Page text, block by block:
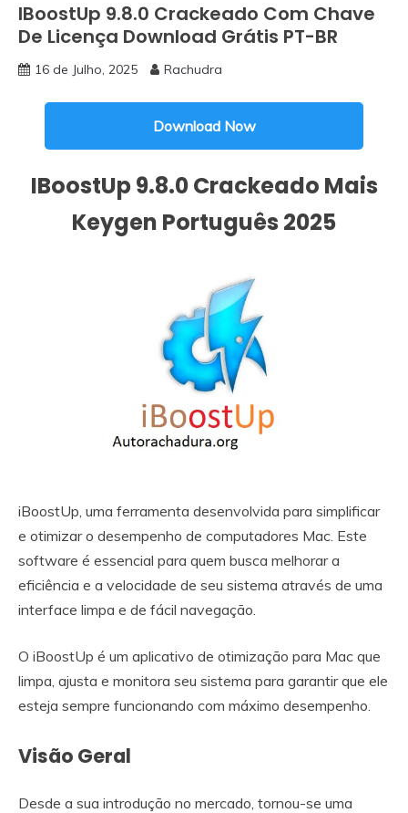
IBoostUp 9.8.0 Crackeado Com Chave
De Licença Download Grátis PT-BR
16 de Julho, 2025 Rachudra
Download Now
IBoostUp 9.8.0 Crackeado Mais
Keygen Português 2025
iBoostUp, uma ferramenta desenvolvida para simplificar
e otimizar o desempenho de computadores Mac. Este
software é essencial para quem busca melhorar a
eficiência e a velocidade de seu sistema através de uma
interface limpa e de fácil navegação.
O iBoostUp é um aplicativo de otimização para Mac que
limpa, ajusta e monitora seu sistema para garantir que ele
esteja sempre funcionando com máximo desempenho.
Visão Geral
Desde a sua introdução no mercado, tornou-se uma